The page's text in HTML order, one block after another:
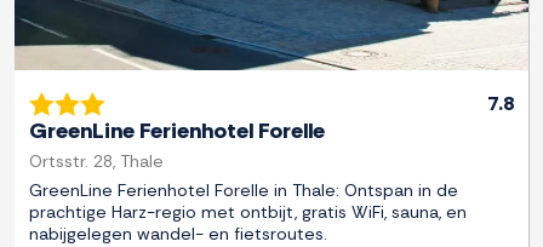
7.8
GreenLine Ferienhotel Forelle
Ortsstr. 28, Thale
GreenLine Ferienhotel Forelle in Thale: Ontspan in de
prachtige Harz-regio met ontbijt, gratis WiFi, sauna, en
nabijgelegen wandel- en fietsroutes.